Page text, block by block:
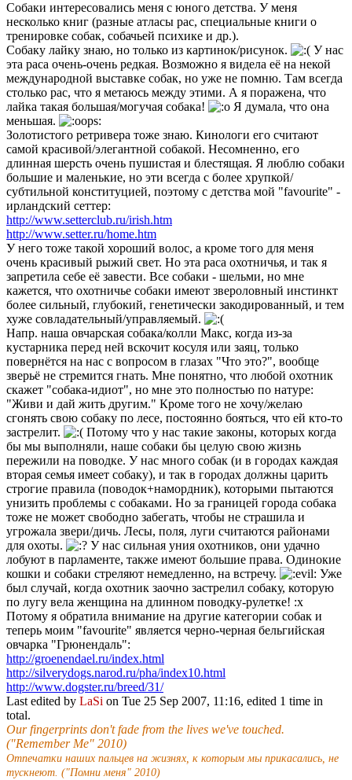
Собаки интересовались меня с юного детства. У меня
несколько книг (разные атласы рас, специальные книги о
тренировке собак, собачьей психике и др.).
Собаку лайку знаю, но только из картинок/рисунок.
У нас
эта раса очень-очень редкая. Возможно я видела её на некой
международной выставке собак, но уже не помню. Там всегда
столько рас, что я метаюсь между этими. А я поражена, что
лайка такая большая/могучая собака!
Я думала, что она
меньшая.
Золотистого ретривера тоже знаю. Кинологи его считают
самой красивой/элегантной собакой. Несомненно, его
длинная шерсть очень пушистая и блестящая. Я люблю собаки
большие и маленькие, но эти всегда с более хрупкой/
субтильной конституцией, поэтому с детства мой "favourite" -
ирландский сеттер:
http://www.setterclub.ru/irish.htm
http://www.setter.ru/home.htm
У него тоже такой хороший волос, а кроме того для меня
очень красивый рыжий свет. Но эта раса охотничья, и так я
запретила себе её завести. Все собаки - шельми, но мне
кажется, что охотничье собаки имеют звероловный инстинкт
более сильный, глубокий, генетически закодированный, и тем
хуже совладательный/управляемый.
Напр. наша овчарская собака/колли Макс, когда из-за
кустарника перед ней вскочит косуля или заяц, только
повернётся на нас с вопросом в глазах "Что это?", вообще
зверьё не стремится гнать. Мне понятно, что любой охотник
скажет "собака-идиот", но мне это полностью по натуре:
"Живи и дай жить другим." Кроме того не хочу/желаю
сгонять свою собаку по лесе, постоянно бояться, что ей кто-то
застрелит.
Потому что у нас такие законы, которых когда
бы мы выполняли, наше собаки бы целую свою жизнь
пережили на поводке. У нас много собак (и в городах каждая
вторая семья имеет собаку), и так в городах должны царить
строгие правила (поводок+намордник), которыми пытаются
унизить проблемы с собаками. Но за границей города собака
тоже не может свободно забегать, чтобы не страшила и
угрожала звери/дичь. Лесы, поля, луги считаются районами
для охоты.
У нас сильная уния охотников, они удачно
лобуют в парламенте, также имеют большие права. Одинокие
кошки и собаки стреляют немедленно, на встречу.
Уже
был случай, когда охотник заочно застрелил собаку, которую
по лугу вела женщина на длинном поводку-рулетке! :x
Потому я обратила внимание на другие категории собак и
теперь моим "favourite" является черно-черная бельгийская
овчарка "Грюнендаль":
http://groenendael.ru/index.html
http://silverydogs.narod.ru/pha/index10.html
http://www.dogster.ru/breed/31/
Last edited by LaSi on Tue 25 Sep 2007, 11:16, edited 1 time in
total.
Our fingerprints don't fade from the lives we've touched.
("Remember Me" 2010)
Отпечатки наших пальцев на жизнях, к которым мы прикасались, не
тускнеют. ("Помни меня" 2010)